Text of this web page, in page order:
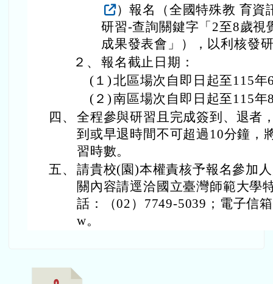
）報名（全國特殊教 育資
研習-查詢關鍵字「2至8歲視
成果發表會」），以利核發
２、 報名截止日期：
(１)北區場次自即日起至115
(２)南區場次自即日起至115
四、 全程參與研習且完成簽到、退者
到或早退時間不可超過10分鐘，
習時數。
五、 請貴校(園)本權責核予報名參加
關內容請逕洽國立臺灣師範大學
話：（02）7749-5039；電子信
w。